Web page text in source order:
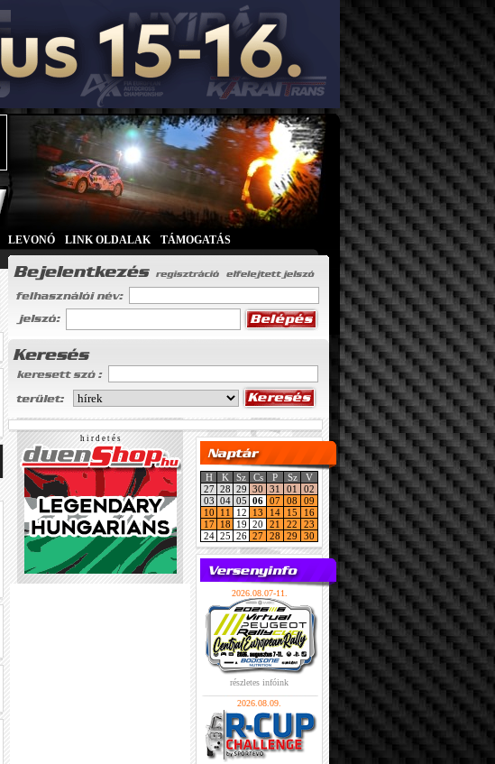
LEVONÓ LINK OLDALAK TÁMOGATÁS
h i r d e t é s
H K Sz Cs P Sz
V
27 28 29 30 31 01
02
03 04 05 06 07 08
09
10
11 12 13 14 15
16
17
18 19 20 21 22
23
24 25 26 27 28 29 30
2026.08.07-11.
részletes infóink
2026.08.09.